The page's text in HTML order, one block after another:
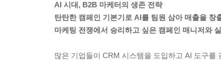
AI 시대, B2B 마케터의 생존 전략
탄탄한 캠페인 기본기로 AI를 팀원 삼아 매출을 창
마케팅 전쟁에서 승리하고 싶은 캠페인 매니저와
많은 기업들이 CRM 시스템을 도입하고 AI 도구